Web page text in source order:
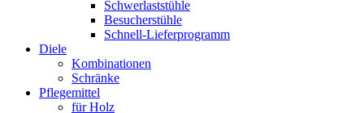
Schwerlaststühle
Besucherstühle
Schnell-Lieferprogramm
Diele
Kombinationen
Schränke
Pflegemittel
für Holz